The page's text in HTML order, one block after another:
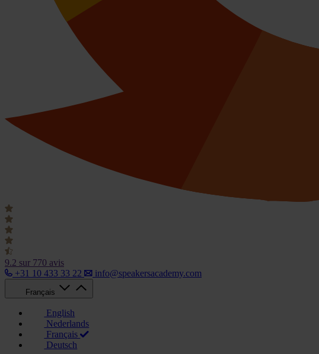
9.2 sur 770 avis
+31 10 433 33 22
info@speakersacademy.com
Français
English
Nederlands
Français
Deutsch